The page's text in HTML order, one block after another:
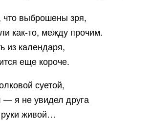
что выброшены зря,
как-то, между прочим.
из календаря,
еще короче.
суетой,
— я не увидел друга
живой…